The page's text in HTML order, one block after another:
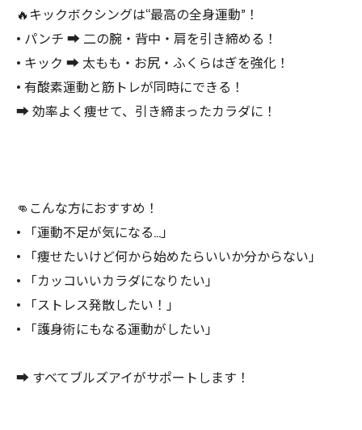
🔥キックボクシングは“最高の全身運動”！
• パンチ ➡ 二の腕・背中・肩を引き締める！
• キック ➡ 太もも・お尻・ふくらはぎを強化！
• 有酸素運動と筋トレが同時にできる！
➡ 効率よく痩せて、引き締まったカラダに！
👊こんな方におすすめ！
• 「運動不足が気になる…」
• 「痩せたいけど何から始めたらいいか分からない」
• 「カッコいいカラダになりたい」
• 「ストレス発散したい！」
• 「護身術にもなる運動がしたい」
➡ すべてブルズアイがサポートします！